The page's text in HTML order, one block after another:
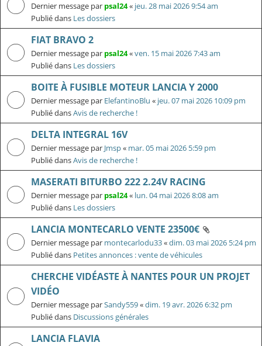
Dernier message par psal24« jeu. 28 mai 2026 9:54 am
Publié dans Les dossiers
FIAT BRAVO 2
Dernier message par psal24«ven. 15 mai 2026 7:43 am
Publié dans Les dossiers
BOITE À FUSIBLE MOTEUR LANCIA Y 2000
Dernier message par ElefantinoBlu « jeu. 07 mai 2026 10:09 pm
Publié dansAvis de recherche !
DELTA INTEGRAL 16V
Dernier message par Jmsp« mar. 05 mai 2026 5:59 pm
Publié dansAvis de recherche !
MASERATI BITURBO 222 2.24V RACING
Dernier message par psal24« lun. 04 mai 2026 8:08 am
Publié dans Les dossiers
LANCIA MONTECARLO VENTE 23500€
Dernier message par montecarlodu33«dim. 03 mai 2026 5:24 pm
Publié dans Petites annonces : vente de véhicules
CHERCHE VIDÉASTE À NANTES POUR UN PROJET
VIDÉO
Dernier message parSandy559«dim. 19 avr. 2026 6:32 pm
Publié dans Discussions générales
LANCIA FLAVIA